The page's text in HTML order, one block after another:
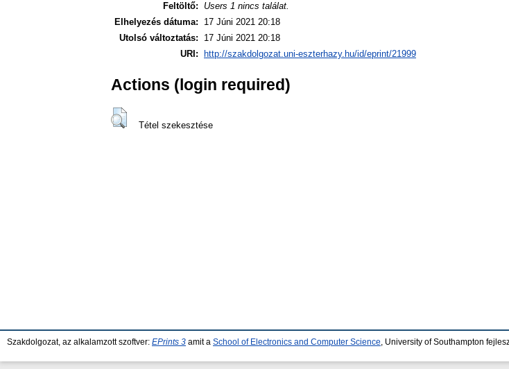
Feltöltő:
Users 1 nincs találat.
Elhelyezés dátuma:
17 Júni 2021 20:18
Utolsó változtatás:
17 Júni 2021 20:18
URI:
http://szakdolgozat.uni-eszterhazy.hu/id/eprint/21999
Actions (login required)
Tétel szekesztése
Szakdolgozat, az alkalamzott szoftver: EPrints 3 amit a School of Electronics and Computer Science , University of Southampton